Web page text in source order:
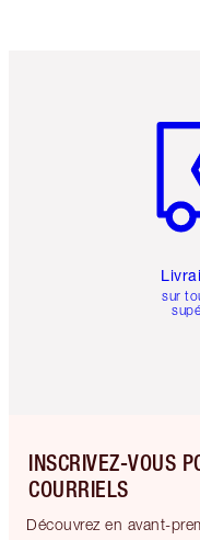
sur
INSCRIVEZ-VOUS
COURRIELS
Découvrez en avant-